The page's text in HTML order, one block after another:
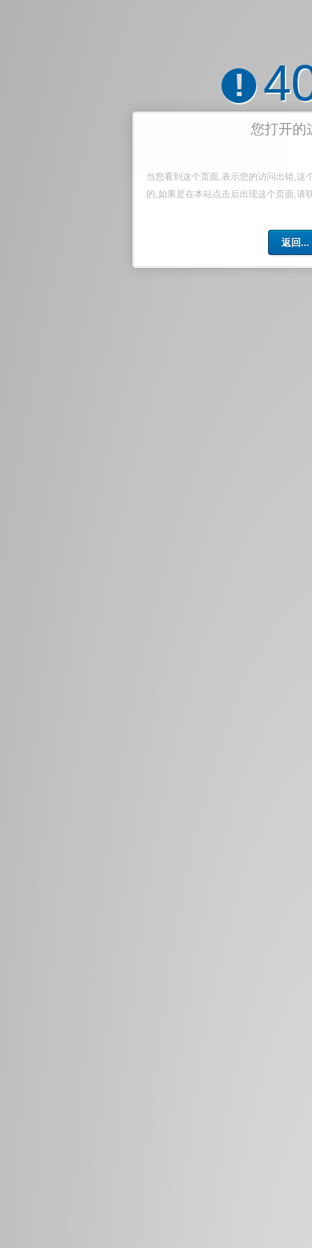
!
您打开的
当您看到这个页面,表示您的访问出错,这
的,如果是在本站点击后出现这个页面,请
返回...